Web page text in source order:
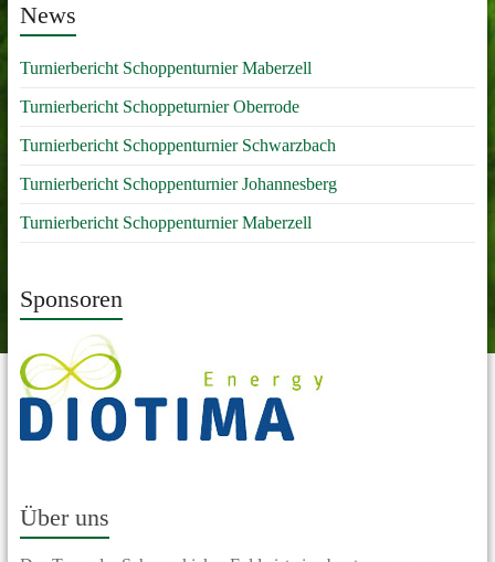
News
Turnierbericht Schoppenturnier Maberzell
Turnierbericht Schoppeturnier Oberrode
Turnierbericht Schoppenturnier Schwarzbach
Turnierbericht Schoppenturnier Johannesberg
Turnierbericht Schoppenturnier Maberzell
Sponsoren
Über uns